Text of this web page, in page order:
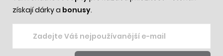
získají dárky a bonusy.